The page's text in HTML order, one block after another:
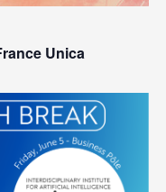
Unica